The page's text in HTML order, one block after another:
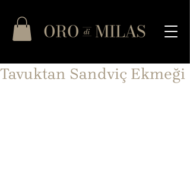
Tavuktan Sandviç Ekmeği